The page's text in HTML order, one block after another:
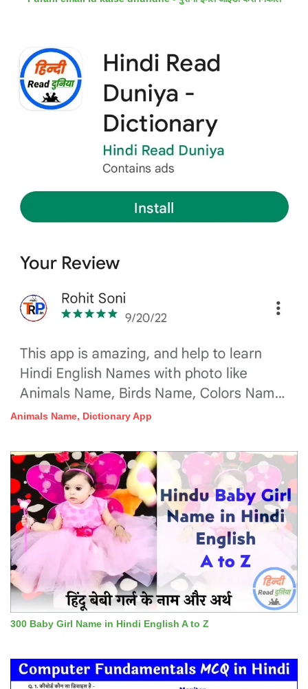
Animals Name, Dictionary App
300 Baby Girl Name in Hindi English A to Z